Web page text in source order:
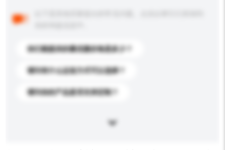
你们能提供的最优惠价格是多少？
请问有什么运送方式可以选择？
请问你的产品是否支持定制？